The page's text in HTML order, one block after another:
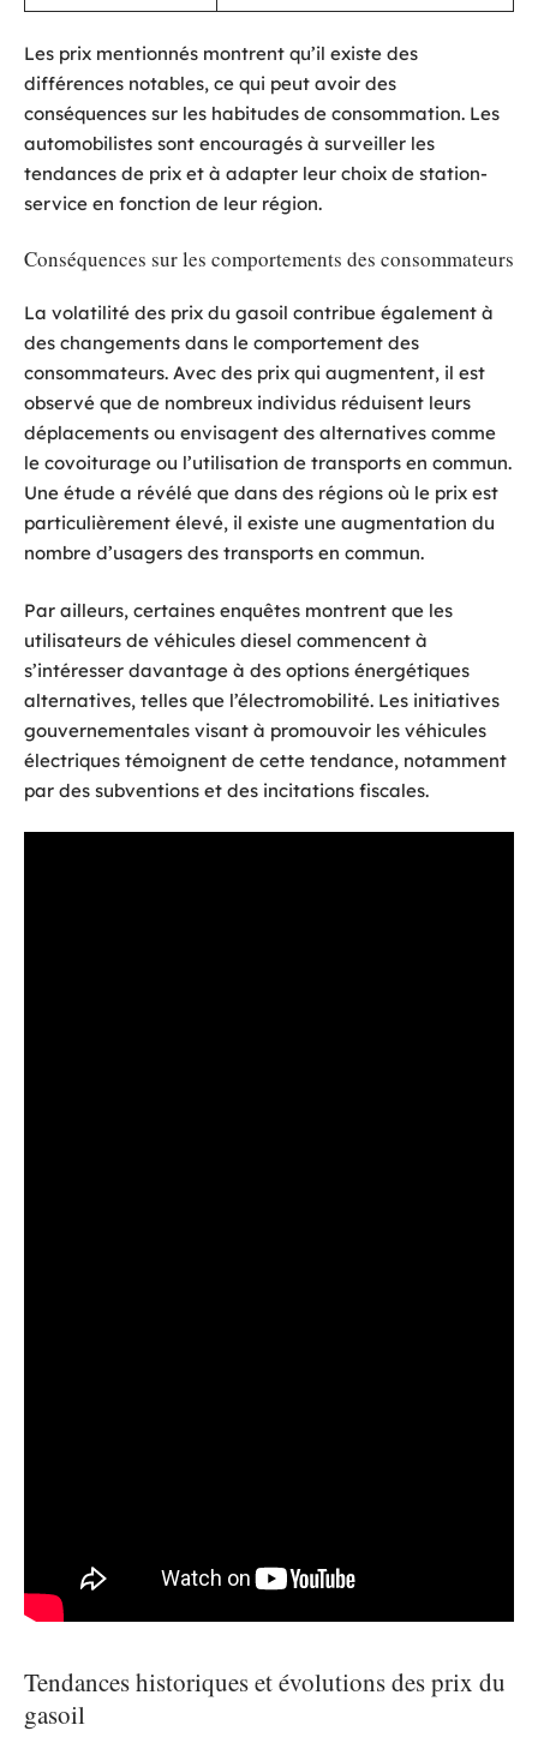
Les prix mentionnés montrent qu’il existe des
différences notables, ce qui peut avoir des
conséquences sur les habitudes de consommation. Les
automobilistes sont encouragés à surveiller les
tendances de prix et à adapter leur choix de station-
service en fonction de leur région.
Conséquences sur les comportements des consommateurs
La volatilité des prix du gasoil contribue également à
des changements dans le comportement des
consommateurs. Avec des prix qui augmentent, il est
observé que de nombreux individus réduisent leurs
déplacements ou envisagent des alternatives comme
le covoiturage ou l’utilisation de transports en commun.
Une étude a révélé que dans des régions où le prix est
particulièrement élevé, il existe une augmentation du
nombre d’usagers des transports en commun.
Par ailleurs, certaines enquêtes montrent que les
utilisateurs de véhicules diesel commencent à
s’intéresser davantage à des options énergétiques
alternatives, telles que l’électromobilité. Les initiatives
gouvernementales visant à promouvoir les véhicules
électriques témoignent de cette tendance, notamment
par des subventions et des incitations fiscales.
Tendances historiques et évolutions des prix du
gasoil